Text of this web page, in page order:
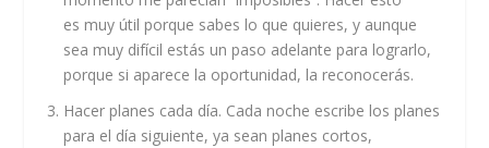
es muy útil porque sabes lo que quieres, y aunque
sea muy difícil estás un paso adelante para lograrlo,
porque si aparece la oportunidad, la reconocerás.
Hacer planes cada día. Cada noche escribe los planes
para el día siguiente, ya sean planes cortos,